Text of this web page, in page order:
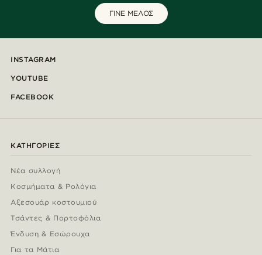
ΓΙΝΕ ΜΕΛΟΣ
INSTAGRAM
YOUTUBE
FACEBOOK
ΚΑΤΗΓΟΡΊΕΣ
Νέα συλλογή
Κοσμήματα & Ρολόγια
Αξεσουάρ κοστουμιού
Τσάντες & Πορτοφόλια
Ένδυση & Εσώρουχα
Για τα Μάτια